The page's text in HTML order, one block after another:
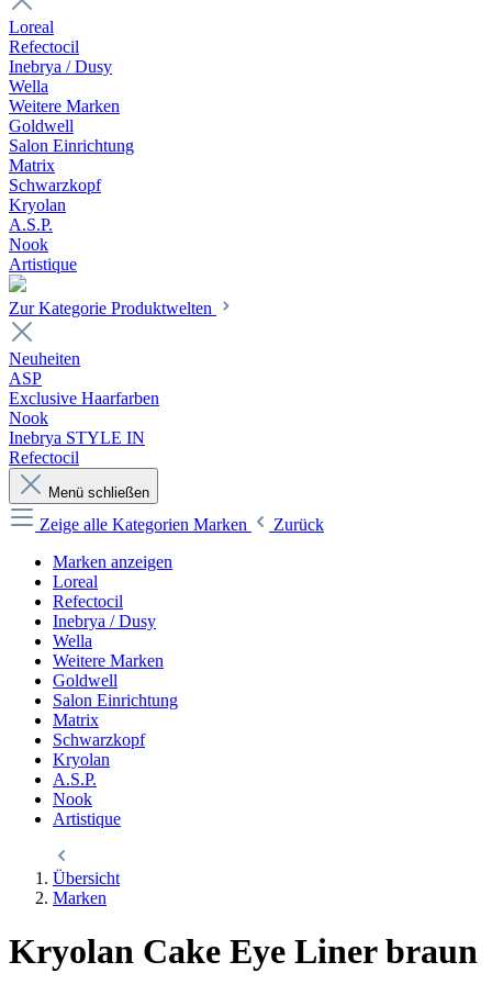
Loreal
Refectocil
Inebrya / Dusy
Wella
Weitere Marken
Goldwell
Salon Einrichtung
Matrix
Schwarzkopf
Kryolan
A.S.P.
Nook
Artistique
Zur Kategorie Produktwelten
Neuheiten
ASP
Exclusive Haarfarben
Nook
Inebrya STYLE IN
Refectocil
Menü schließen
Zeige alle Kategorien Marken
Zurück
Marken anzeigen
Loreal
Refectocil
Inebrya / Dusy
Wella
Weitere Marken
Goldwell
Salon Einrichtung
Matrix
Schwarzkopf
Kryolan
A.S.P.
Nook
Artistique
Übersicht
Marken
Kryolan Cake Eye Liner braun